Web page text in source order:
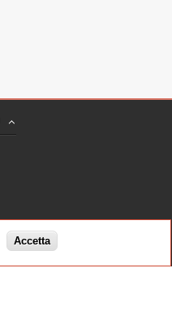
Accetta